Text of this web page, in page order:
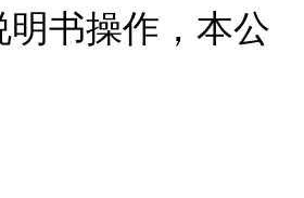
书操作，本公